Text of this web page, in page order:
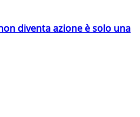
diventa azione è solo una